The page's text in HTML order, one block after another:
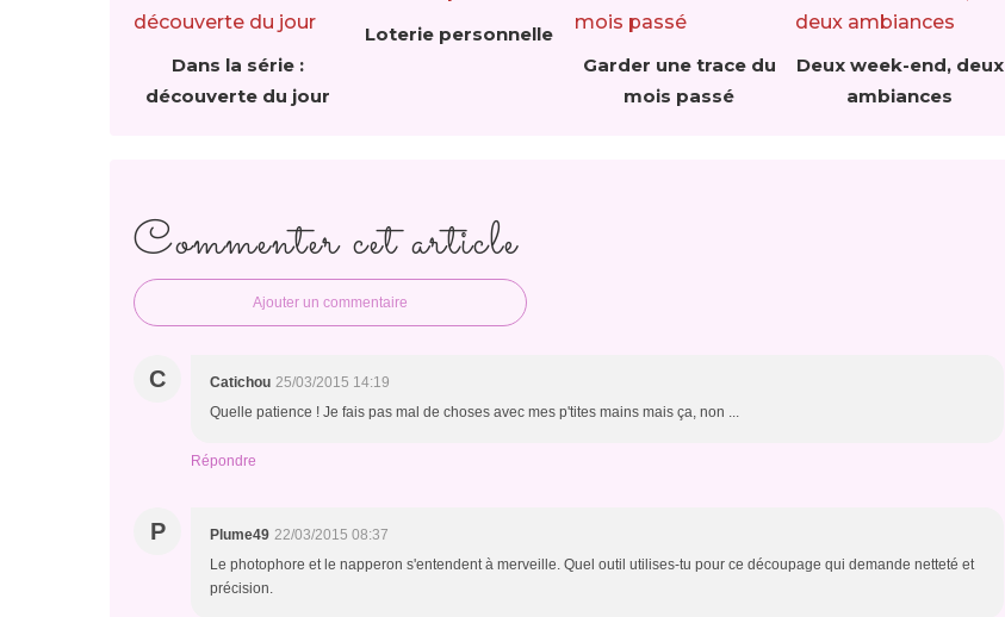
Dans la série :
découverte du jour
Loterie personnelle
Garder une trace du
mois passé
Deux week-end, deux
ambiances
Commenter cet article
Ajouter un commentaire
C Catichou 25/03/2015 14:19
Quelle patience ! Je fais pas mal de choses avec mes p'tites mains mais ça, non ...
Répondre
P Plume49 22/03/2015 08:37
Le photophore et le napperon s'entendent à merveille. Quel outil utilises-tu pour ce découpage qui demande netteté et
précision.